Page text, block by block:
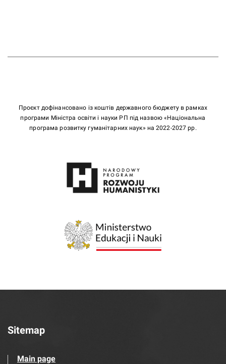
Проєкт дофінансовано із коштів державного бюджету в рамках
програми Міністра освіти і науки РП під назвою «Національна
програма розвитку гуманітарних наук» на 2022-2027 рр.
Sitemap
Main page